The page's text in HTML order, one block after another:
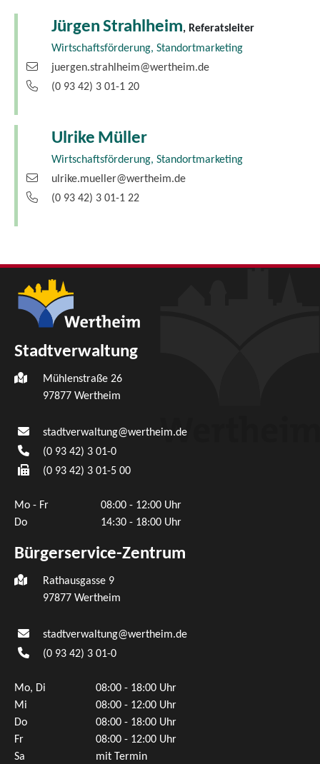
JürgenStrahlheim, Referatsleiter
Wirtschaftsförderung, Standortmarketing
juergen.strahlheim@wertheim.de
(0 93 42) 3 01-1 20
Ulrike Müller
Wirtschaftsförderung, Standortmarketing
ulrike.mueller@wertheim.de
(0 93 42) 3 01-1 22
Stadtverwaltung
Mühlenstraße 26
97877 Wertheim
stadtverwaltung@wertheim.de
(0 93 42) 3 01-0
(0 93 42) 3 01-5 00
Mo - Fr
08:00 - 12:00 Uhr
Do
14:30 - 18:00 Uhr
Bürgerservice-Zentrum
Rathausgasse 9
97877 Wertheim
stadtverwaltung@wertheim.de
(0 93 42) 3 01-0
Mo, Di
08:00 - 18:00 Uhr
Mi
08:00 - 12:00 Uhr
Do
08:00 - 18:00 Uhr
Fr
08:00 - 12:00 Uhr
Sa
mit Termin